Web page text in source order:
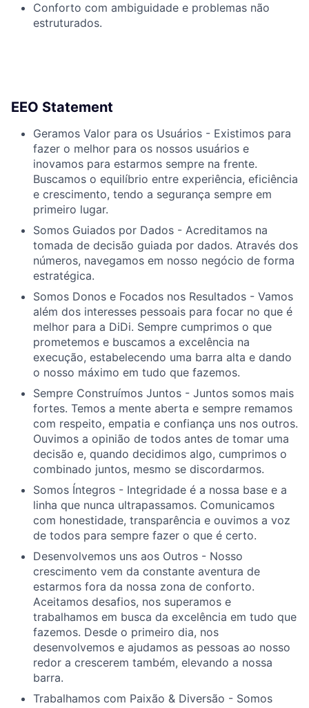
Conforto com ambiguidade e problemas não
estruturados.
EEO Statement
Geramos Valor para os Usuários - Existimos para
fazer o melhor para os nossos usuários e
inovamos para estarmos sempre na frente.
Buscamos o equilíbrio entre experiência, eficiência
e crescimento, tendo a segurança sempre em
primeiro lugar.
Somos Guiados por Dados - Acreditamos na
tomada de decisão guiada por dados. Através dos
números, navegamos em nosso negócio de forma
estratégica.
Somos Donos e Focados nos Resultados - Vamos
além dos interesses pessoais para focar no que é
melhor para a DiDi. Sempre cumprimos o que
prometemos e buscamos a excelência na
execução, estabelecendo uma barra alta e dando
o nosso máximo em tudo que fazemos.
Sempre Construímos Juntos - Juntos somos mais
fortes. Temos a mente aberta e sempre remamos
com respeito, empatia e confiança uns nos outros.
Ouvimos a opinião de todos antes de tomar uma
decisão e, quando decidimos algo, cumprimos o
combinado juntos, mesmo se discordarmos.
Somos Íntegros - Integridade é a nossa base e a
linha que nunca ultrapassamos. Comunicamos
com honestidade, transparência e ouvimos a voz
de todos para sempre fazer o que é certo.
Desenvolvemos uns aos Outros - Nosso
crescimento vem da constante aventura de
estarmos fora da nossa zona de conforto.
Aceitamos desafios, nos superamos e
trabalhamos em busca da excelência em tudo que
fazemos. Desde o primeiro dia, nos
desenvolvemos e ajudamos as pessoas ao nosso
redor a crescerem também, elevando a nossa
barra.
Trabalhamos com Paixão & Diversão - Somos